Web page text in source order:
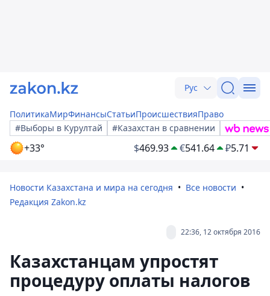
Рус
ПолитикаМирФинансыСтатьиПроисшествияПраво
#Выборы в Курултай
#Казахстан в сравнении
+33° $469.93 €541.64 ₽5.71
Новости Казахстана и мира на сегодня
Все новости
Редакция Zakon.kz
22:36, 12 октября 2016
Казахстанцам упростят
процедуру оплаты налогов